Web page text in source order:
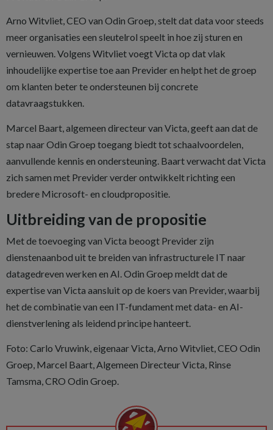
Arno Witvliet, CEO van Odin Groep, stelt dat data voor steeds
meer organisaties een sleutelrol speelt in hoe zij sturen en
vernieuwen. Volgens Witvliet voegt Victa op dat vlak
inhoudelijke expertise toe aan Previder en helpt het de groep
om klanten beter te ondersteunen bij concrete
datavraagstukken.
Marcel Baart, algemeen directeur van Victa, geeft aan dat de
stap naar Odin Groep toegang biedt tot schaalvoordelen,
aanvullende kennis en ondersteuning. Baart verwacht dat Victa
zich samen met Previder verder ontwikkelt richting een
bredere Microsoft- en cloudpropositie.
Uitbreiding van de propositie
Met de toevoeging van Victa beoogt Previder zijn
dienstenaanbod uit te breiden van infrastructurele IT naar
datagedreven werken en AI. Odin Groep meldt dat de
expertise van Victa aansluit op de koers van Previder, waarbij
het de combinatie van een IT-fundament met data- en AI-
dienstverlening als leidend principe hanteert.
Foto: Carlo Vruwink, eigenaar Victa, Arno Witvliet, CEO Odin
Groep, Marcel Baart, Algemeen Directeur Victa, Rinse
Tamsma, CRO Odin Groep.